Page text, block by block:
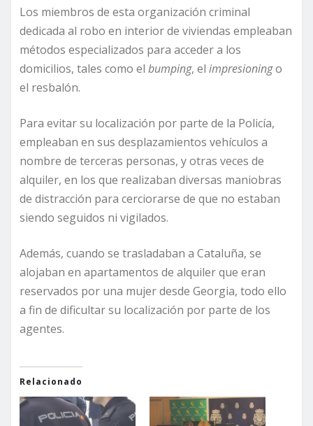
Los miembros de esta organización criminal
dedicada al robo en interior de viviendas empleaban
métodos especializados para acceder a los
domicilios, tales como el bumping, el impresioningo
el resbalón.
Para evitar su localización por parte de la Policía,
empleaban en sus desplazamientos vehículos a
nombre de terceras personas, y otras veces de
alquiler, en los que realizaban diversas maniobras
de distracción para cerciorarse de que no estaban
siendo seguidos ni vigilados.
Además, cuando se trasladaban a Cataluña, se
alojaban en apartamentos de alquiler que eran
reservados por una mujer desde Georgia, todo ello
a fin de dificultar su localización por parte de los
agentes.
Relacionado